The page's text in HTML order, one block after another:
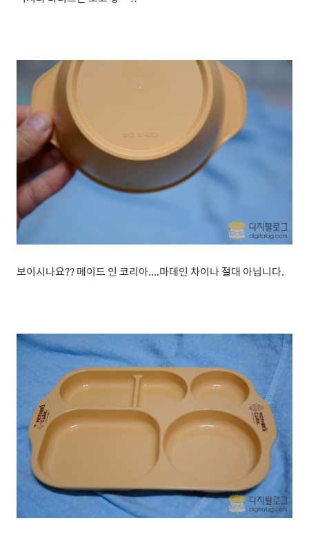
보이시나요?? 메이드 인 코리아....마데인 차이나 절대 아닙니다.